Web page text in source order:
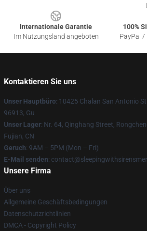
Internationale Garantie
Im Nutzungsland angeboten
100%
PayPal /
Kontaktieren Sie uns
Unser Hauptbüro: 10425 Chalan San Antonio
96913, Gu
Unser Lager: Nr. 64, Qinghang Street,
Fujian, CN
Geruch: 9AM – 5PM (Mon – Fri)
E-Mail senden:
Unsere Firma
Über uns
Allgemeine Geschäftsbedingungen
Datenschutzrichtlinien
DMCA - Copyright Policy